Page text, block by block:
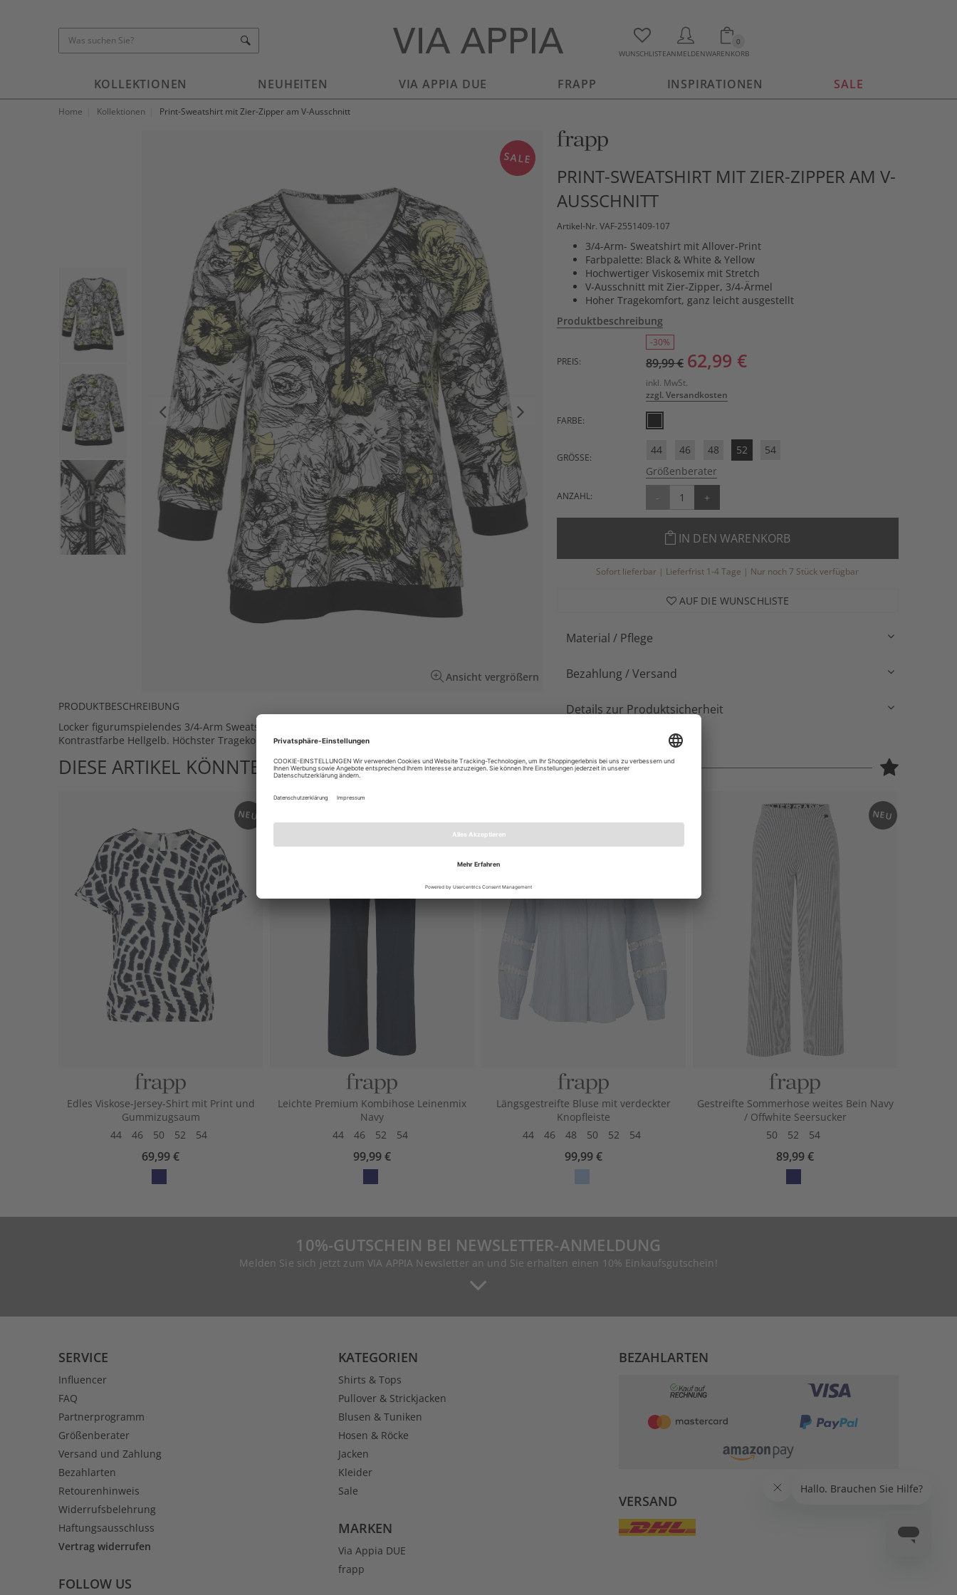
WUNSCHLISTEANMELDEN
0
WARENKORB
KOLLEKTIONEN NEUHEITEN VIA APPIA DUE FRAPP INSPIRATIONEN SALE
Home Kollektionen Print-Sweatshirt mit Zier-Zipper am V-Ausschnitt
SALE
Ansicht vergrößern
PRODUKTBESCHREIBUNG
Locker figurumspielendes 3/4-Arm Sweatshirt mit modernem Allover-Print in Schwarz und Weiß mit
Kontrastfarbe Hellgelb. Höchster Tragekomfort durch feine Sweat-Qualität mit Elastan.
PRINT-SWEATSHIRT MIT ZIER-ZIPPER AM V-
AUSSCHNITT
Artikel-Nr. VAF-2551409-107
3/4-Arm- Sweatshirt mit Allover-Print
Farbpalette: Black & White & Yellow
Hochwertiger Viskosemix mit Stretch
V-Ausschnitt mit Zier-Zipper, 3/4-Ärmel
Hoher Tragekomfort, ganz leicht ausgestellt
Produktbeschreibung
-30%
PREIS:
89,99 € 62,99 €
inkl. MwSt.
zzgl. Versandkosten
FARBE:
GRÖSSE:
44 46 48 52
54
Größenberater
ANZAHL: - +
IN DEN WARENKORB
Sofort lieferbar | Lieferfrist 1-4 Tage | Nur noch 7 Stück verfügbar
AUF DIE WUNSCHLISTE
Material / Pflege
Bezahlung / Versand
Details zur Produktsicherheit
DIESE ARTIKEL KÖNNTEN IHNEN AUCH GEFALLEN
NEU
Edles Viskose-Jersey-Shirt mit Print und
Gummizugsaum
44
46 50 52 54
69,99 €
Leichte Premium Kombihose Leinenmix
Navy
44
46 52 54
99,99 €
Längsgestreifte Bluse mit verdeckter
Knopfleiste
44
46 48 50 52 54
99,99 €
NEU
Gestreifte Sommerhose weites Bein Navy
/ Offwhite Seersucker
50
52 54
89,99 €
10%-GUTSCHEIN BEI NEWSLETTER-ANMELDUNG
Melden Sie sich jetzt zum VIA APPIA Newsletter an und Sie erhalten einen 10% Einkaufsgutschein!
SERVICE
Influencer
FAQ
Partnerprogramm
Größenberater
Versand und Zahlung
Bezahlarten
Retourenhinweis
Widerrufsbelehrung
Haftungsausschluss
Vertrag widerrufen
FOLLOW US
KATEGORIEN
Shirts & Tops
Pullover & Strickjacken
Blusen & Tuniken
Hosen & Röcke
Jacken
Kleider
Sale
MARKEN
Via Appia DUE
frapp
BEZAHLARTEN
VERSAND